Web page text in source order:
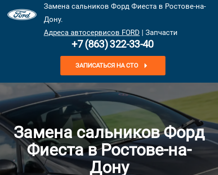
Замена сальников Форд Фиеста в Ростове-на-
Дону.
Адреса автосервисов FORD | Запчасти
+7 (863) 322-33-40
ЗАПИСАТЬСЯ НА СТО
Замена сальников Форд
Фиеста в Ростове-на-
Дону